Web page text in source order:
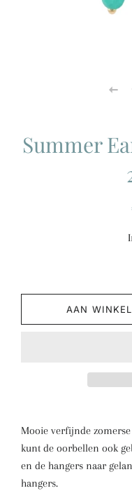
Summer
AAN
Mooie verfijnde
kunt de oorbellen ook
en de hangers naar
hangers.